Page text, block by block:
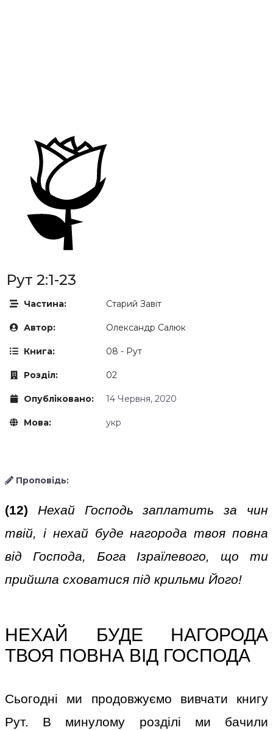
Рут 2:1-23
Частина: Старий Завіт
Автор: Олександр Салюк
Книга: 08 - Рут
Розділ: 02
Опубліковано: 14 Червня, 2020
Мова: укр
Проповідь:
(12) Нехай Господь заплатить за чин
твій, і нехай буде нагорода твоя повна
від Господа, Бога Ізраїлевого, що ти
прийшла сховатися під крильми Його!
НЕХАЙ БУДЕ НАГОРОДА
ТВОЯ ПОВНА ВІД ГОСПОДА
Сьогодні ми продовжуємо вивчати книгу
Рут. В минулому розділі ми бачили